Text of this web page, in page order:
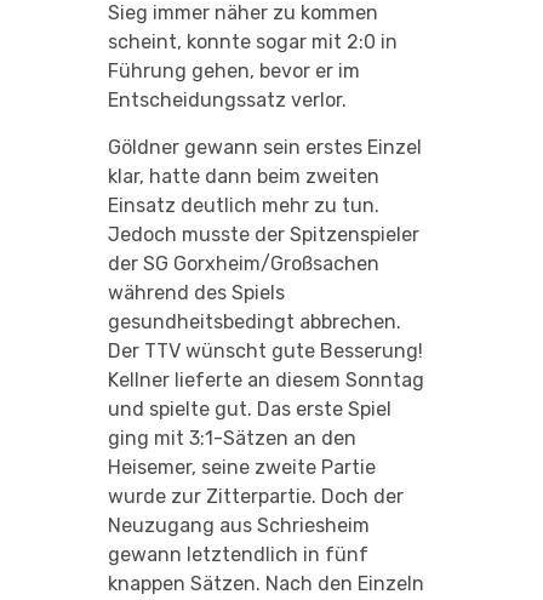
Sieg immer näher zu kommen
scheint, konnte sogar mit 2:0 in
Führung gehen, bevor er im
Entscheidungssatz verlor.
Göldner gewann sein erstes Einzel
klar, hatte dann beim zweiten
Einsatz deutlich mehr zu tun.
Jedoch musste der Spitzenspieler
der SG Gorxheim/Großsachen
während des Spiels
gesundheitsbedingt abbrechen.
Der TTV wünscht gute Besserung!
Kellner lieferte an diesem Sonntag
und spielte gut. Das erste Spiel
ging mit 3:1-Sätzen an den
Heisemer, seine zweite Partie
wurde zur Zitterpartie. Doch der
Neuzugang aus Schriesheim
gewann letztendlich in fünf
knappen Sätzen. Nach den Einzeln